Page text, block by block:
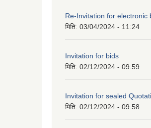
Re-Invitation for electronic
मिति: 03/04/2024 - 11:24
Invitation for bids
मिति: 02/12/2024 - 09:59
Invitation for sealed
मिति: 02/12/2024 - 09:58